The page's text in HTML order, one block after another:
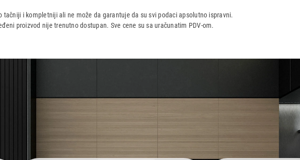
i kompletniji ali ne može da garantuje da su svi podaci apsolutno ispravni.
proizvod nije trenutno dostupan. Sve cene su sa uračunatim PDV-om.